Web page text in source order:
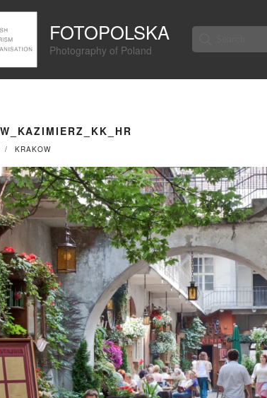
FOTOPOLSKA
Photography of Poland
Search
for:
KRAKOW